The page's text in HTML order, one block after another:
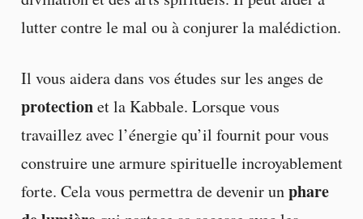
lutter contre le mal ou à conjurer la malédiction.
Il vous aidera dans vos études sur les anges de
protectionet la Kabbale. Lorsque vous
travaillez avec l’énergie qu’il fournit pour vous
construire une armure spirituelle incroyablement
forte. Cela vous permettra de devenir unphare